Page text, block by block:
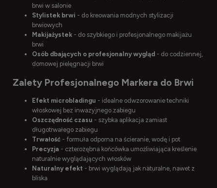
brwi w salonie
Stylistek brwi - do kreowania modnych stylizacji
brwiowych
Makijażystek - do szybkiego i profesjonalnego makijażu
brwi
Osób dbających o profesjonalny wygląd - do codziennej,
domowej pielęgnacji brwi
Zalety Profesjonalnego Markera do Brwi
Efekt microbladingu - idealne odwzorowanie techniki
włoskowej bez inwazyjnego zabiegu
Oszczędność czasu - szybka aplikacja zamiast
długotrwałego zabiegu
Trwałość - formuła odporna na ścieranie, wodę i pot
Precyzja - czterozębna końcówka umożliwiająca kreślenie
naturalnie wyglądających włosków
Naturalny efekt - brwi wyglądają jak naturalne, nawet z
bliska